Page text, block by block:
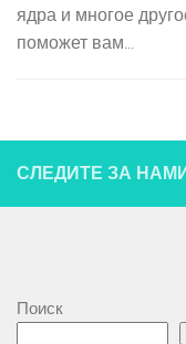
ядра и многое
поможет вам...
СЛЕДИТЕ ЗА
Поиск